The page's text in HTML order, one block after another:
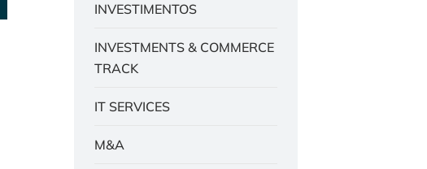
INVESTIMENTOS
INVESTMENTS & COMMERCE
TRACK
IT SERVICES
M&A